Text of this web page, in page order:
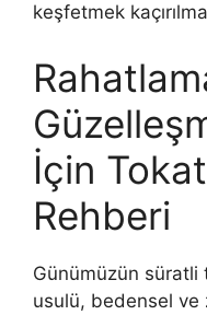
keşfetmek
İçin
Rehberi
Günümüzün
usulü, bedensel ve